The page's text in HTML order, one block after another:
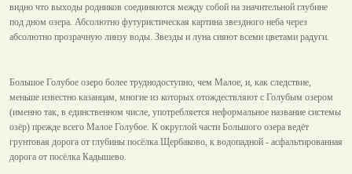
видно что выходы родников соединяются между собой на значительной глубине
под дном озера. Абсолютно футуристическая картина звездного неба через
абсолютно прозрачную линзу воды. Звезды и луна сияют всеми цветами радуги.
Большое Голубое озеро более труднодоступно, чем Малое, и, как следствие,
меньше известно казанцам, многие из которых отождествляют с Голубым озером
(именно так, в единственном числе, употребляется неформальное название системы
озёр) прежде всего Малое Голубое. К округлой части Большого озера ведёт
грунтовая дорога от глубины посёлка Щербаково, к водопадной - асфальтированная
дорога от посёлка Кадышево.